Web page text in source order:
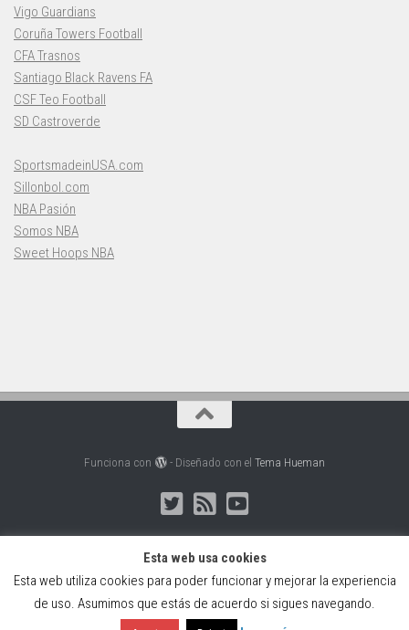
Vigo Guardians
Coruña Towers Football
CFA Trasnos
Santiago Black Ravens FA
CSF Teo Football
SD Castroverde
SportsmadeinUSA.com
Sillonbol.com
NBA Pasión
Somos NBA
Sweet Hoops NBA
Funciona con - Diseñado con el Tema Hueman
Web creada, alojada y mantenida por Café Dixital SL - 2026.
Visítanos enhttps://cafedixital.como ponte en contacto con
Esta web usa cookies
Esta web utiliza cookies para poder funcionar y mejorar la experiencia
de uso. Asumimos que estás de acuerdo si sigues navegando.